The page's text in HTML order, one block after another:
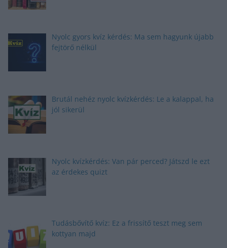
Nyolc gyors kvíz kérdés: Ma sem hagyunk újabb
fejtörő nélkül
Brutál nehéz nyolc kvízkérdés: Le a kalappal, ha
jól sikerül
Nyolc kvízkérdés: Van pár perced? Játszd le ezt
az érdekes quizt
Tudásbővítő kvíz: Ez a frissítő teszt meg sem
kottyan majd